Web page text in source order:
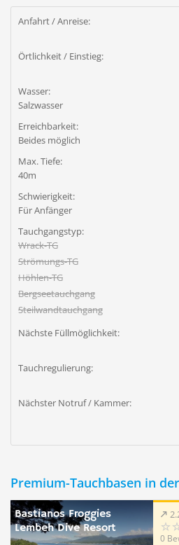
Anfahrt / Anreise:
Örtlichkeit / Einstieg:
Wasser:
Salzwasser
Erreichbarkeit:
Beides möglich
Max. Tiefe:
40m
Schwierigkeit:
Für Anfänger
Tauchgangstyp:
Wrack-TG
Strömungs-TG
Höhlen-TG
Bergseetauchgang
Steilwandtauchgang
Nächste Füllmöglichkeit:
Tauchregulierung:
Nächster Notruf / Kammer:
Premium-Tauchbasen in
Bastianos Froggies
Lembeh Dive Resort
0